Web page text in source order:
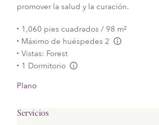
promover la salud y la curación.
1,060 pies cuadrados / 98 m²
Máximo de huéspedes 2
Vistas: Forest
1 Dormitorio
Plano
Servicios